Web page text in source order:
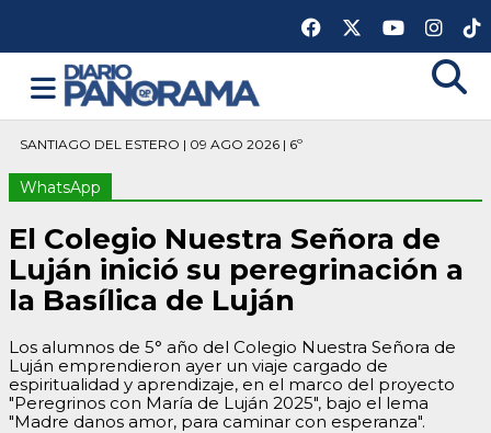
SANTIAGO DEL ESTERO | 09 AGO 2026 | 6º
WhatsApp
El Colegio Nuestra Señora de
Luján inició su peregrinación a
la Basílica de Luján
Los alumnos de 5° año del Colegio Nuestra Señora de
Luján emprendieron ayer un viaje cargado de
espiritualidad y aprendizaje, en el marco del proyecto
"Peregrinos con María de Luján 2025", bajo el lema
"Madre danos amor, para caminar con esperanza".